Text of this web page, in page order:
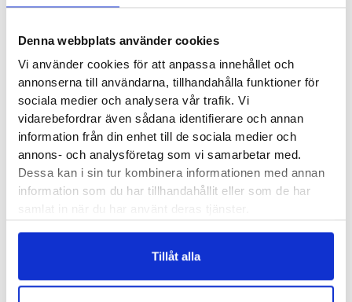
Denna webbplats använder cookies
Vi använder cookies för att anpassa innehållet och
annonserna till användarna, tillhandahålla funktioner för
sociala medier och analysera vår trafik. Vi
vidarebefordrar även sådana identifierare och annan
information från din enhet till de sociala medier och
annons- och analysföretag som vi samarbetar med.
Dessa kan i sin tur kombinera informationen med annan
information som du har tillhandahållit eller som de har
samlat in när du har använt deras tjänster.
Tillåt alla
Think! Meggie Strap
Sandal